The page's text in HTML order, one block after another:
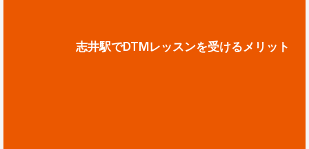
志井駅でDTMレッスンを受けるメリット